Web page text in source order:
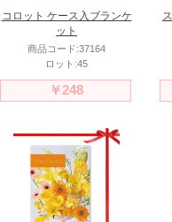
コロット ケース入ブランケ
ット
商品コード:37164
ロット:45
￥248